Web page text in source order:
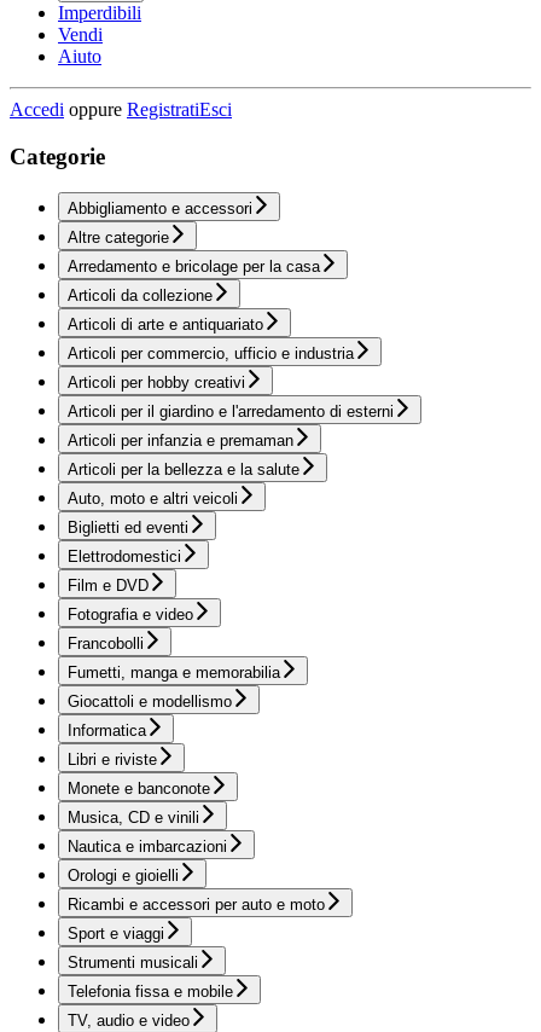
Imperdibili
Vendi
Aiuto
Accedi oppure RegistratiEsci
Categorie
Abbigliamento e accessori
Altre categorie
Arredamento e bricolage per la casa
Articoli da collezione
Articoli di arte e antiquariato
Articoli per commercio, ufficio e industria
Articoli per hobby creativi
Articoli per il giardino e l'arredamento di esterni
Articoli per infanzia e premaman
Articoli per la bellezza e la salute
Auto, moto e altri veicoli
Biglietti ed eventi
Elettrodomestici
Film e DVD
Fotografia e video
Francobolli
Fumetti, manga e memorabilia
Giocattoli e modellismo
Informatica
Libri e riviste
Monete e banconote
Musica, CD e vinili
Nautica e imbarcazioni
Orologi e gioielli
Ricambi e accessori per auto e moto
Sport e viaggi
Strumenti musicali
Telefonia fissa e mobile
TV, audio e video